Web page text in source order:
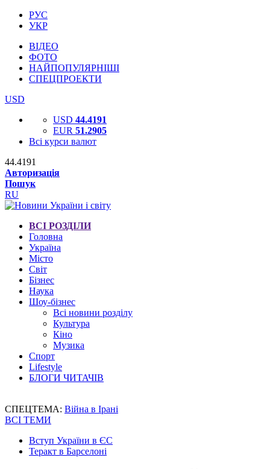
РУС
УКР
ВІДЕО
ФОТО
НАЙПОПУЛЯРНІШІ
СПЕЦПРОЕКТИ
USD
USD 44.4191
EUR 51.2905
Всі курси валют
44.4191
Авторизація
Пошук
RU
ВСІ РОЗДІЛИ
Головна
Україна
Місто
Світ
Бізнес
Наука
Шоу-бізнес
Всі новини розділу
Культура
Кіно
Музика
Спорт
Lifestyle
БЛОГИ ЧИТАЧІВ
СПЕЦТЕМА: Війна в Ірані
ВСІ ТЕМИ
Вступ України в ЄС
Теракт в Барселоні